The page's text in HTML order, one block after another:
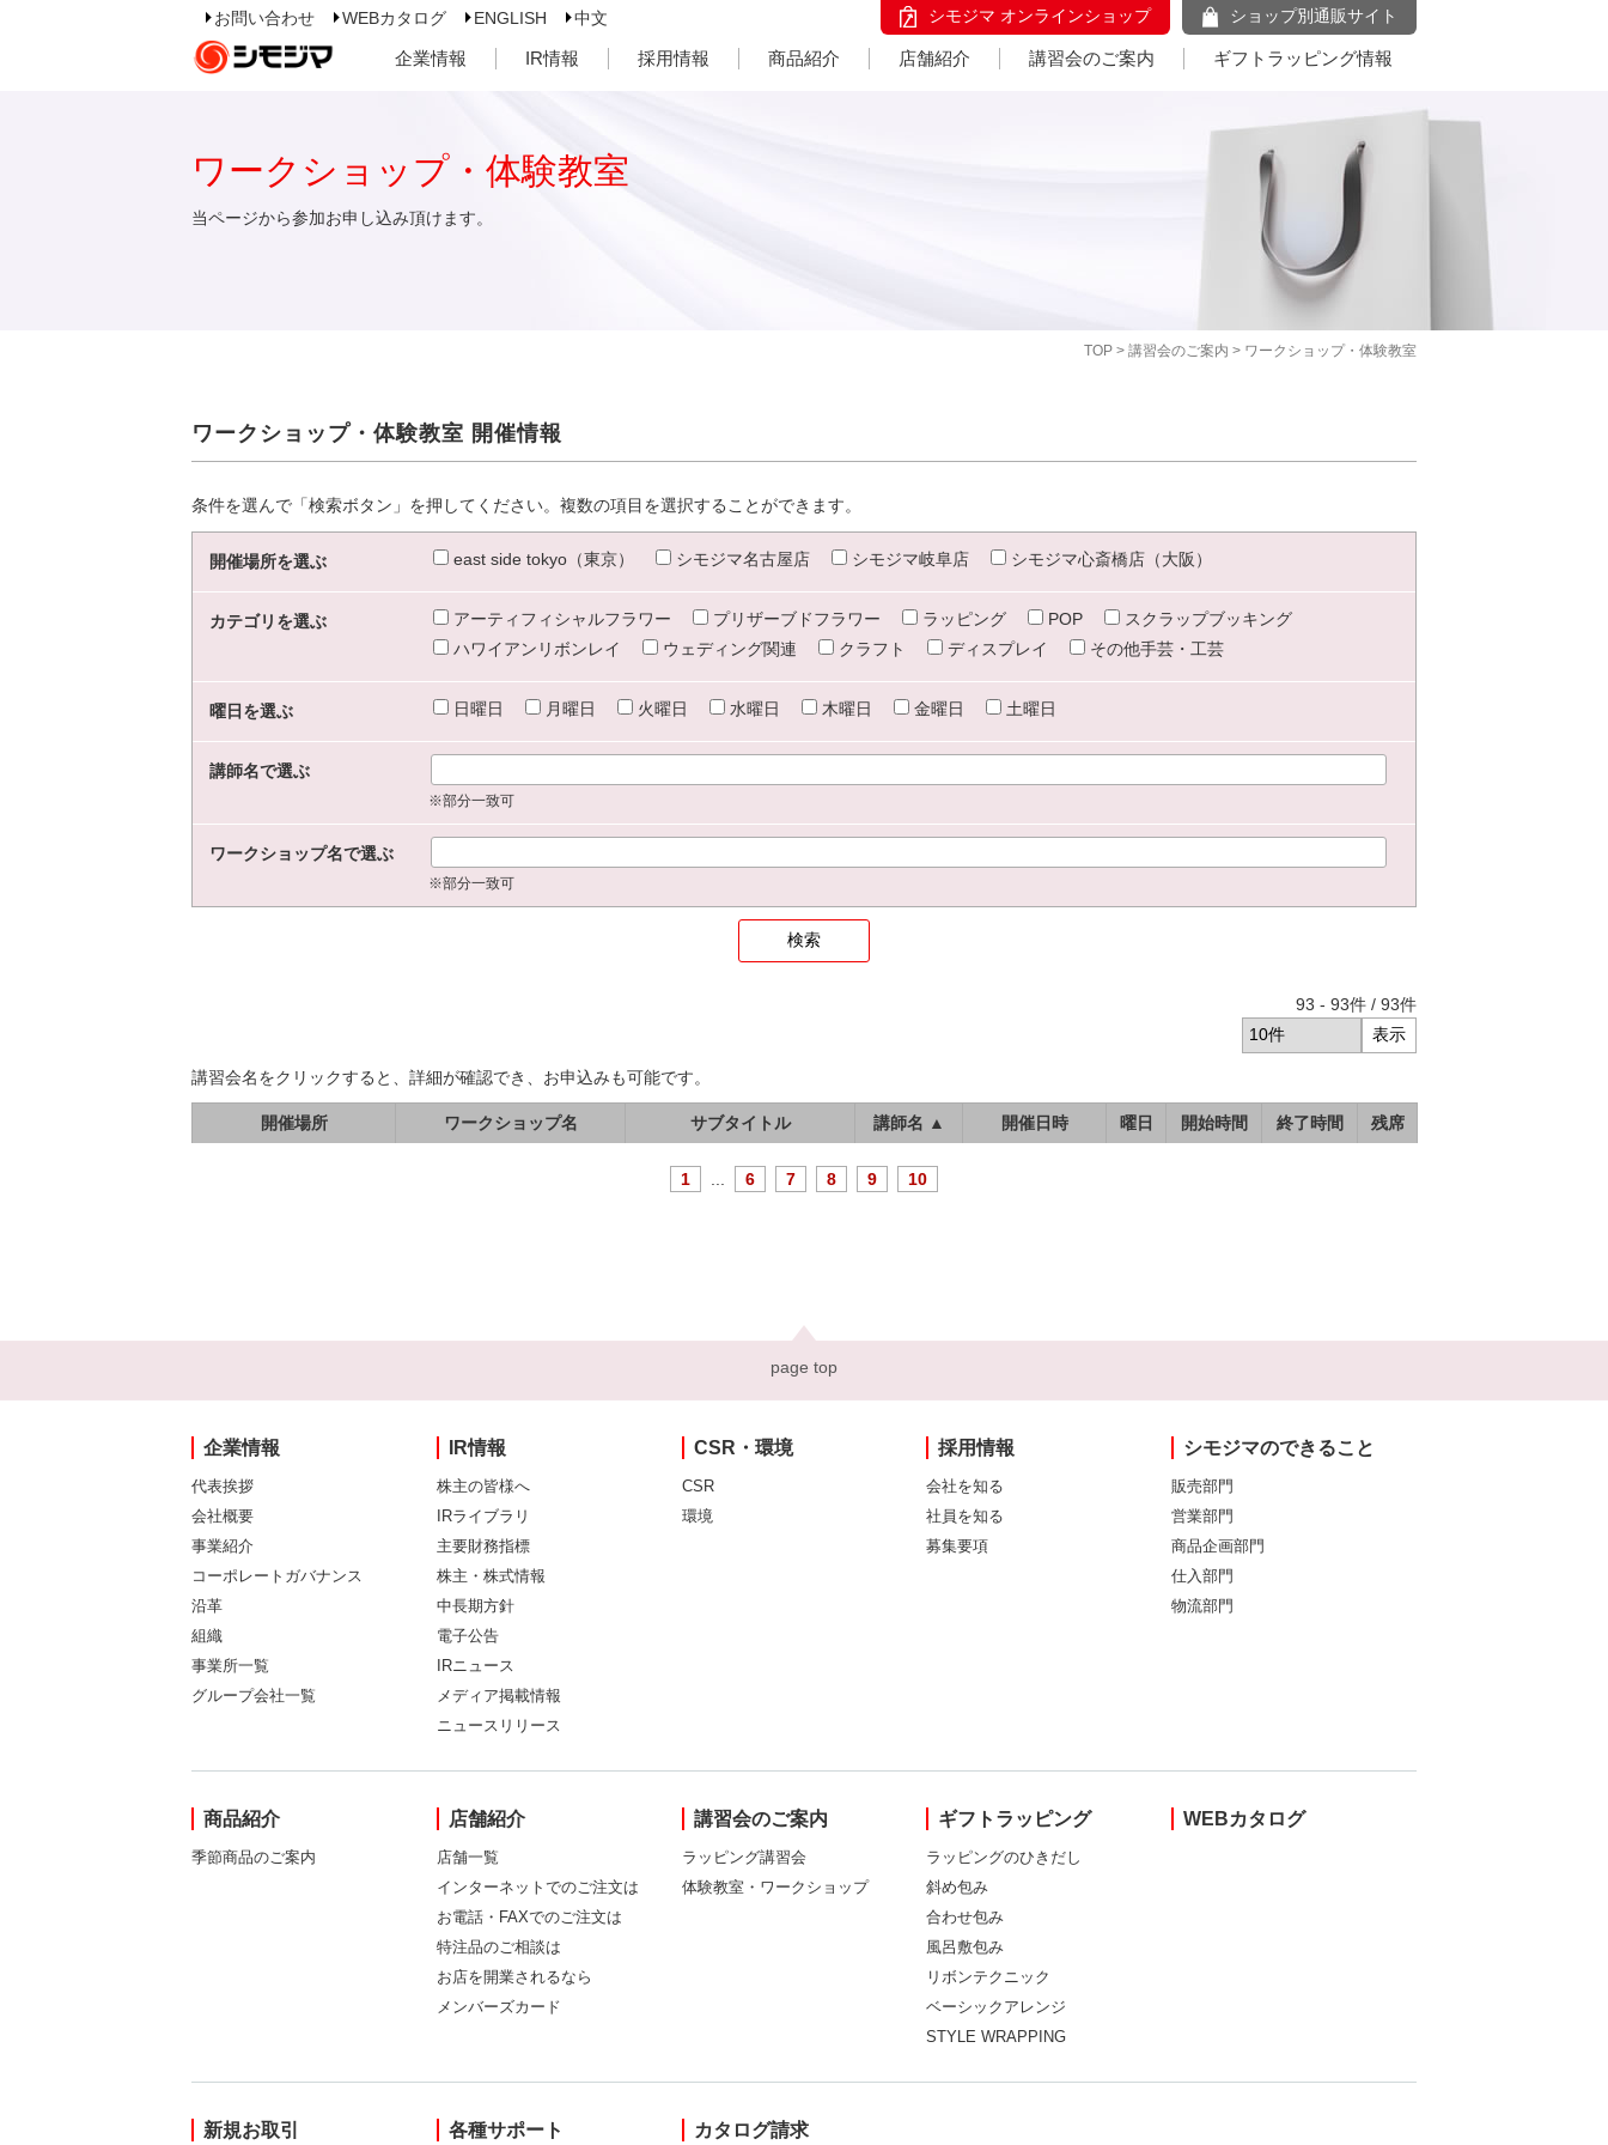
お問い合わせ WEBカタログ ENGLISH 中文 シモジマ オンラインショップ ショップ別通販サイト
企業情報 IR情報 採用情報 商品紹介 店舗紹介 講習会のご案内 ギフトラッピング情報
TOP > 講習会のご案内 > ワークショップ・体験教室
ワークショップ・体験教室
当ページから参加お申し込み頂けます。
ワークショップ・体験教室 開催情報
条件を選んで「検索ボタン」を押してください。複数の項目を選択することができます。
開催場所を選ぶ east side tokyo（東京） シモジマ名古屋店 シモジマ岐阜店 シモジマ心斎橋店（大阪）
カテゴリを選ぶ アーティフィシャルフラワー プリザーブドフラワー ラッピング POP
スクラップブッキング
ハワイアンリボンレイ
ウェディング関連 クラフト ディスプレイ その他手芸・工芸
曜日を選ぶ 日曜日 月曜日 火曜日 水曜日 木曜日 金曜日 土曜日
講師名で選ぶ
※部分一致可
ワークショップ名で選ぶ
※部分一致可
93 - 93件 / 93件
講習会名をクリックすると、詳細が確認でき、お申込みも可能です。
開催場所 ワークショップ名 サブタイトル 講師名 ▲ 開催日時 曜日 開始時間 終了時間 残席
1 6 7 8 9 10
page top
企業情報
代表挨拶
会社概要
事業紹介
コーポレートガバナンス
沿革
組織
事業所一覧
グループ会社一覧
IR情報
株主の皆様へ
IRライブラリ
主要財務指標
株主・株式情報
中長期方針
電子公告
IRニュース
メディア掲載情報
ニュースリリース
CSR・環境
CSR
環境
採用情報
会社を知る
社員を知る
募集要項
シモジマのできること
販売部門
営業部門
商品企画部門
仕入部門
物流部門
商品紹介
季節商品のご案内
店舗紹介
店舗一覧
インターネットでのご注文は
お電話・FAXでのご注文は
特注品のご相談は
お店を開業されるなら
メンバーズカード
講習会のご案内
ラッピング講習会
体験教室・ワークショップ
ギフトラッピング
ラッピングのひきだし
斜め包み
合わせ包み
風呂敷包み
リボンテクニック
ベーシックアレンジ
STYLE WRAPPING
WEBカタログ
新規お取引 各種サポート カタログ請求